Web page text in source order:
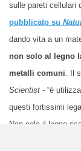
sulle pareti cellulari
pubblicato su
dando vita a un
non solo al legno
metalli comuni. Il
Scientist - “è
questi fortissimi
Non solo il legno